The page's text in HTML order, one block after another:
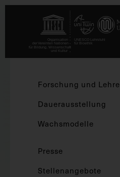
Forschung und Lehre
Dauerausstellung
Wachsmodelle
Presse
Stellenangebote